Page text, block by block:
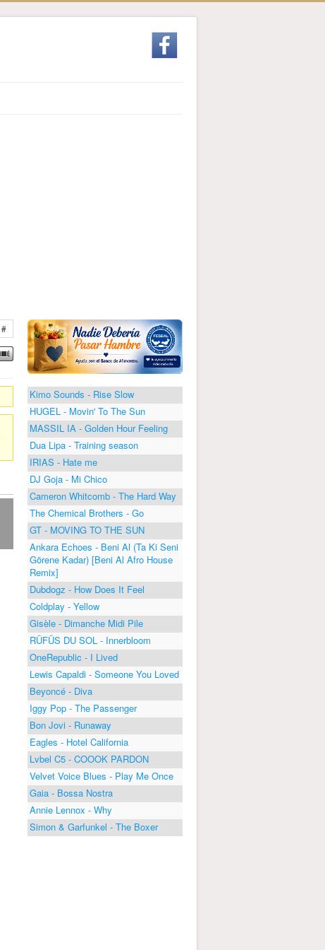
#
Kimo Sounds - Rise Slow
HUGEL - Movin' To The Sun
MASSIL IA - Golden Hour Feeling
Dua Lipa - Training season
IRIAS - Hate me
DJ Goja - Mi Chico
Cameron Whitcomb - The Hard Way
The Chemical Brothers - Go
GT - MOVING TO THE SUN
Ankara Echoes - Beni Al (Ta Ki Seni
Görene Kadar) [Beni Al Afro House
Remix]
Dubdogz - How Does It Feel
Coldplay - Yellow
Gisèle - Dimanche Midi Pile
RÜFÜS DU SOL - Innerbloom
OneRepublic - I Lived
Lewis Capaldi - Someone You Loved
Beyoncé - Diva
Iggy Pop - The Passenger
Bon Jovi - Runaway
Eagles - Hotel California
Lvbel C5 - COOOK PARDON
Velvet Voice Blues - Play Me Once
Gaia - Bossa Nostra
Annie Lennox - Why
Simon & Garfunkel - The Boxer